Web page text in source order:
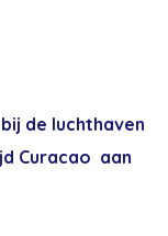
de luchthaven
Curacao aan